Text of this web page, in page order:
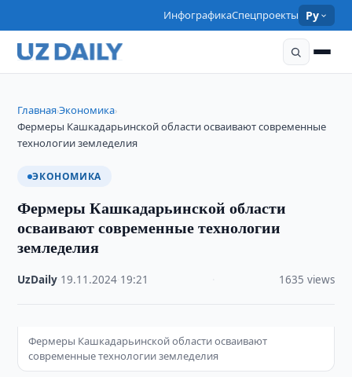
ИнфографикаСпецпроекты Ру
Главная›Экономика›
Фермеры Кашкадарьинской области осваивают современные
технологии земледелия
ЭКОНОМИКА
Фермеры Кашкадарьинской области
осваивают современные технологии
земледелия
UzDaily 19.11.2024 19:21 1635 views
Фермеры Кашкадарьинской области осваивают
современные технологии земледелия